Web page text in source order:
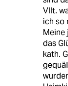
Vllt.
ich so
Meine
das
kath.